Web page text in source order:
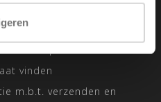
Tailor
vinden
m.b.t. verzenden en